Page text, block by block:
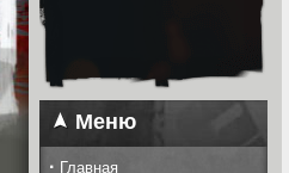
Меню
· Главная